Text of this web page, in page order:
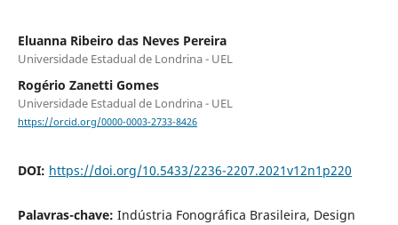
Eluanna Ribeiro das Neves Pereira
Universidade Estadual de Londrina - UEL
Rogério Zanetti Gomes
Universidade Estadual de Londrina - UEL
https://orcid.org/0000-0003-2733-8426
DOI: https://doi.org/10.5433/2236-2207.2021v12n1p220
Palavras-chave: Indústria Fonográfica Brasileira, Design